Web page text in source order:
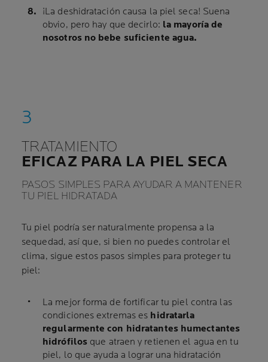
¡La deshidratación causa la piel seca! Suena
obvio, pero hay que decirlo: la mayoría de
nosotros no bebe suficiente agua.
TRATAMIENTO
EFICAZ PARA LA PIEL SECA
PASOS SIMPLES PARA AYUDAR A MANTENER
TU PIEL HIDRATADA
Tu piel podría ser naturalmente propensa a la
sequedad, así que, si bien no puedes controlar el
clima, sigue estos pasos simples para proteger tu
piel:
La mejor forma de fortificar tu piel contra las
condiciones extremas es hidratarla
regularmente con hidratantes humectantes
hidrófilos que atraen y retienen el agua en tu
piel, lo que ayuda a lograr una hidratación